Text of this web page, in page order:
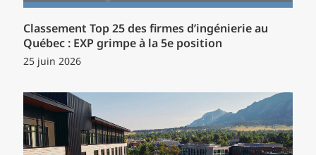
Classement Top 25 des firmes d’ingénierie au
Québec : EXP grimpe à la 5e position
25 juin 2026